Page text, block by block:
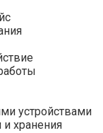
устройствами
хранения